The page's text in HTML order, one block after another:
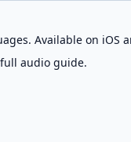
Available on iOS
audio guide.